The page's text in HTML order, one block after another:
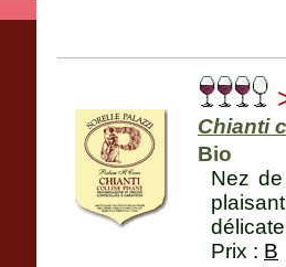
Chianti
Bio
Nez
Prix : B